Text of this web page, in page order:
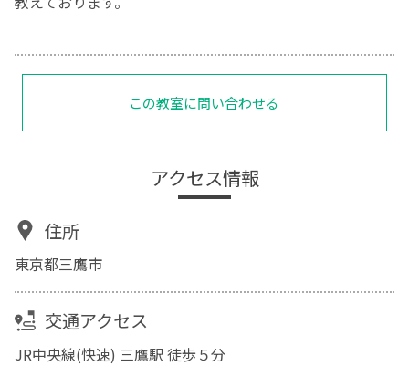
この教室に問い合わせる
アクセス情報
住所
東京都三鷹市
交通アクセス
JR中央線(快速) 三鷹駅 徒歩５分